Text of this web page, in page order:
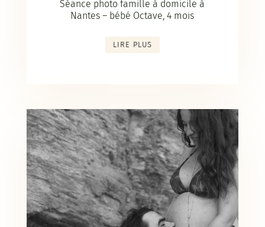
Séance photo famille à domicile à
Nantes – bébé Octave, 4 mois
LIRE PLUS